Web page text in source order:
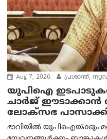
Aug 7, 2026 പ്രശാന്ത്,
യുപിഐ
ചാർജ്
ലോക്‌സഭ
ഭാവിയിൽ യുപിഐയ്ക്കും